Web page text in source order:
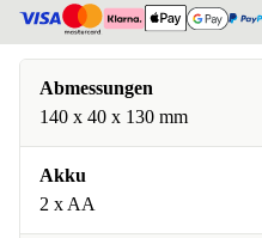
Abmessungen
140 x 40 x 130 mm
Akku
2 x AA